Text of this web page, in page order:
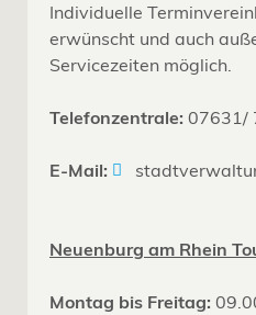
Individuelle
erwünscht und auch
Servicezeiten möglich.
Telefonzentrale: 07631/
E-Mail:
Neuenburg am Rhein
Montag bis Freitag: